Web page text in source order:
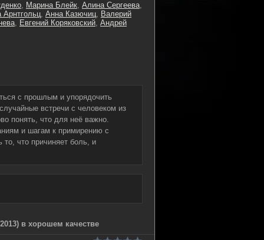
, Марина Блейк, Алина Сергеева,
Арнтгольц, Анна Казючиц, Валерий
, Евгений Коряковский, Андрей
с прошлым и упорядочить
встречи с человеком из
понять, что для неё важно.
и шагам к примирению с
то, что причиняет боль, и
в хорошем качестве